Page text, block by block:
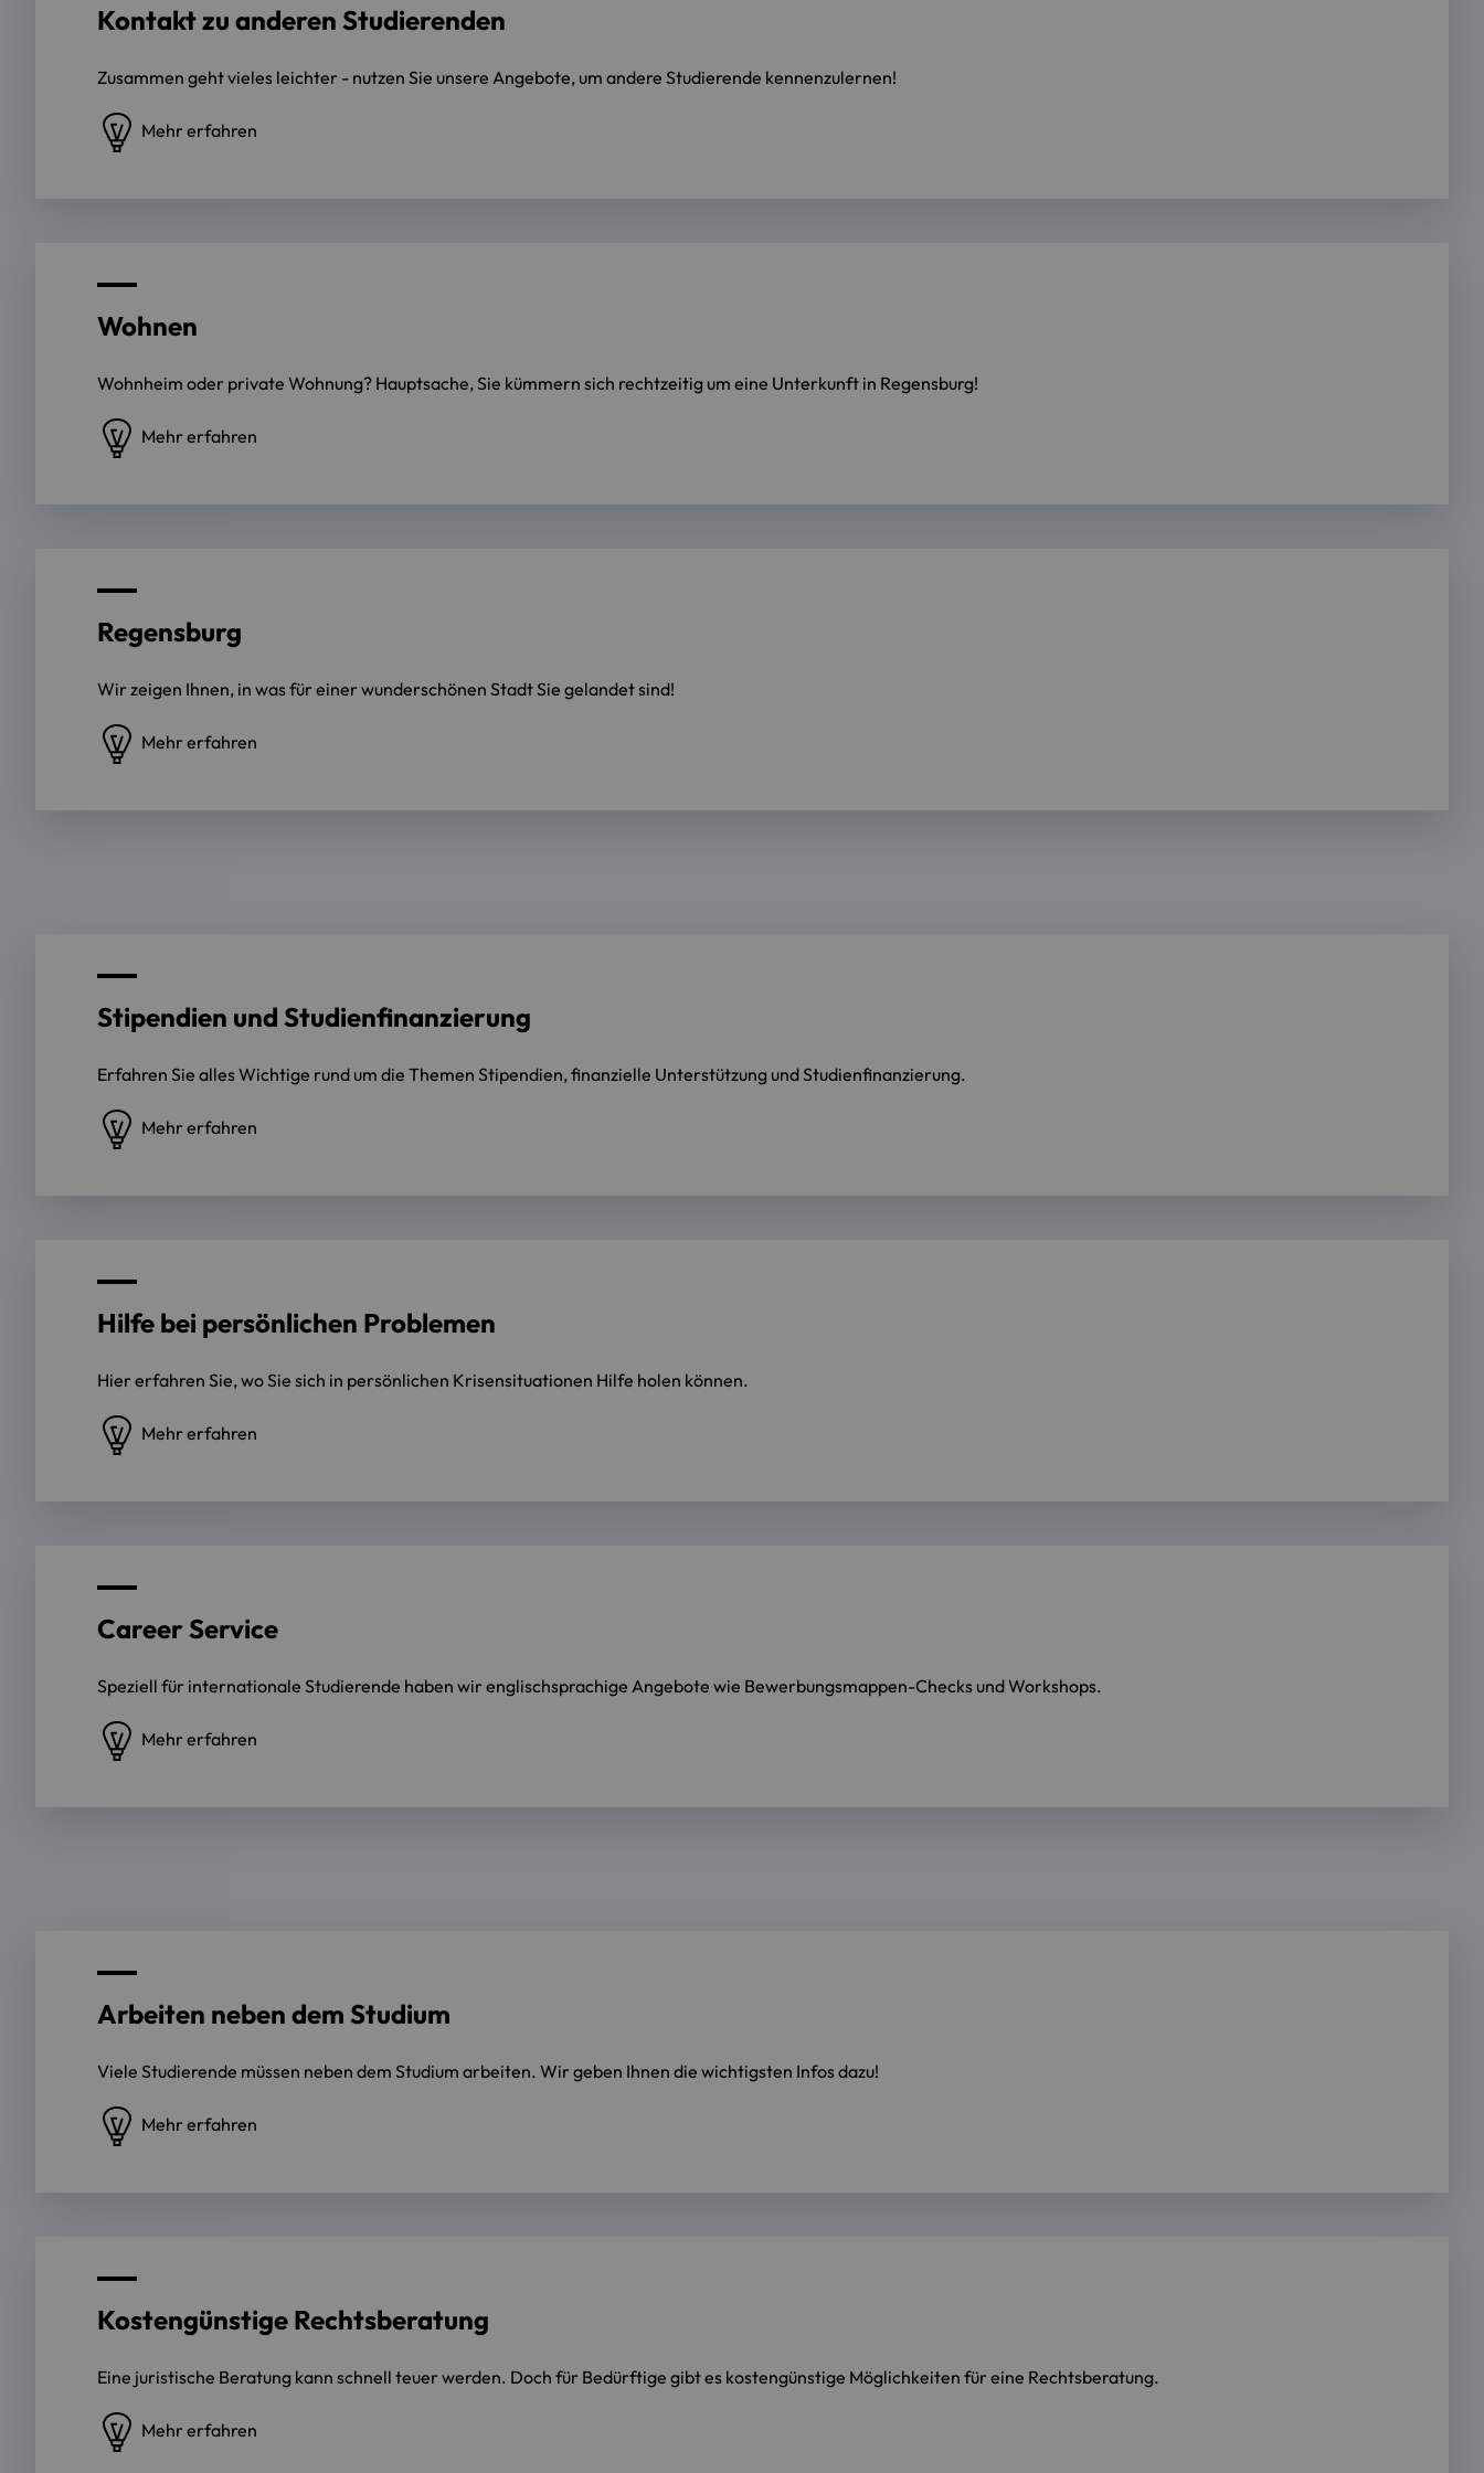
Kontakt zu anderen Studierenden
Zusammen geht vieles leichter - nutzen Sie unsere Angebote, um andere Studierende kennenzulernen!
Mehr erfahren
Wohnen
Wohnheim oder private Wohnung? Hauptsache, Sie kümmern sich rechtzeitig um eine Unterkunft in Regensburg!
Mehr erfahren
Regensburg
Wir zeigen Ihnen, in was für einer wunderschönen Stadt Sie gelandet sind!
Mehr erfahren
Stipendien und Studienfinanzierung
Erfahren Sie alles Wichtige rund um die Themen Stipendien, finanzielle Unterstützung und Studienfinanzierung.
Mehr erfahren
Hilfe bei persönlichen Problemen
Hier erfahren Sie, wo Sie sich in persönlichen Krisensituationen Hilfe holen können.
Mehr erfahren
Career Service
Speziell für internationale Studierende haben wir englischsprachige Angebote wie Bewerbungsmappen-Checks und Workshops.
Mehr erfahren
Arbeiten neben dem Studium
Viele Studierende müssen neben dem Studium arbeiten. Wir geben Ihnen die wichtigsten Infos dazu!
Mehr erfahren
Kostengünstige Rechtsberatung
Eine juristische Beratung kann schnell teuer werden. Doch für Bedürftige gibt es kostengünstige Möglichkeiten für eine Rechtsberatung.
Mehr erfahren